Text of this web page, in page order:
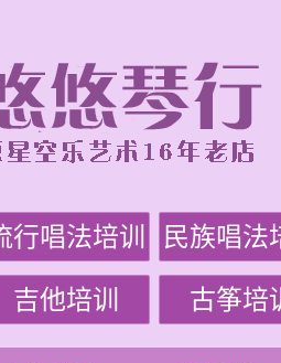
行唱法培训 民族唱法
吉他培训 古筝培